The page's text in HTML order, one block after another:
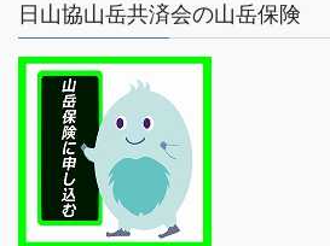
日山協山岳共済会の山岳保険